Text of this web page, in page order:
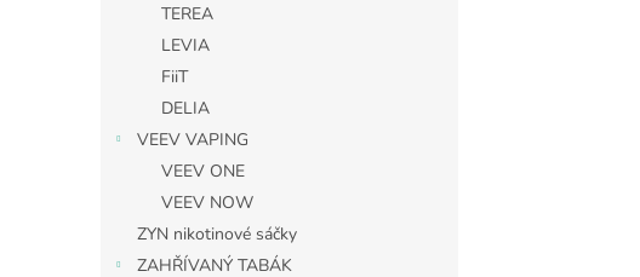
TEREA
LEVIA
FiiT
DELIA
VEEV VAPING
VEEV ONE
VEEV NOW
ZYN nikotinové sáčky
ZAHŘÍVANÝ TABÁK